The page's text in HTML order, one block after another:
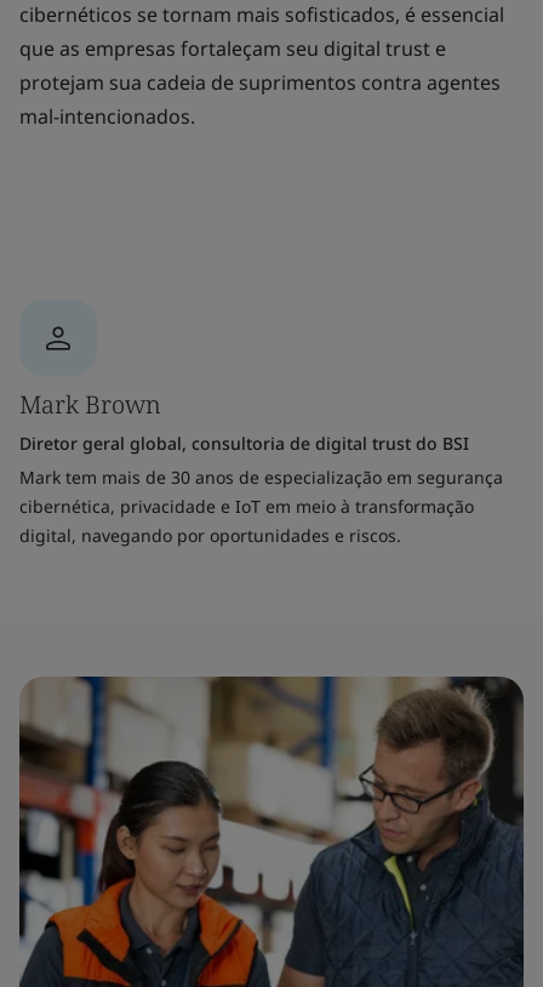
cibernéticos se tornam mais sofisticados, é essencial
que as empresas fortaleçam seu digital trust e
protejam sua cadeia de suprimentos contra agentes
mal-intencionados.
Mark Brown
Diretor geral global, consultoria de digital trust do BSI
Mark tem mais de 30 anos de especialização em segurança
cibernética, privacidade e IoT em meio à transformação
digital, navegando por oportunidades e riscos.